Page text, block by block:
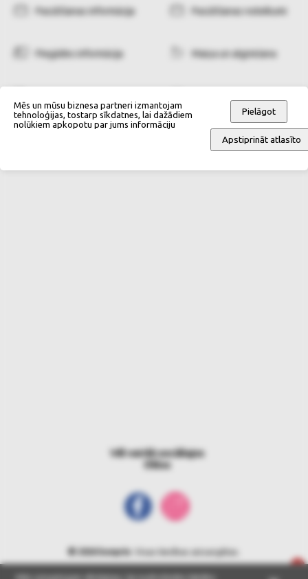
Pasūtīšanas informācija Pasūtīšanas noteikumi
Piegādes informācija Maiņa un atgriešana
Vēl vairāk sociālajos
tīklos
© 2026 bonprix . Visas tiesības aizsargātas.
Mēs un mūsu biznesa partneri izmantojam
tehnoloģijas, tostarp sīkdatnes, lai dažādiem
nolūkiem apkopotu par jums informāciju
Pielāgot
Apstiprināt atlasīto